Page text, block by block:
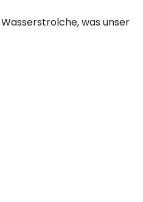
was unser